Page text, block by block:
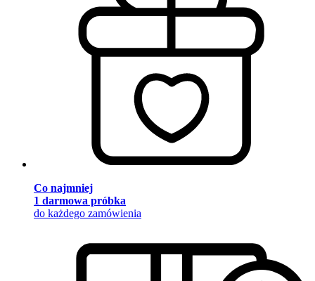
Co najmniej
1 darmowa próbka
do każdego zamówienia